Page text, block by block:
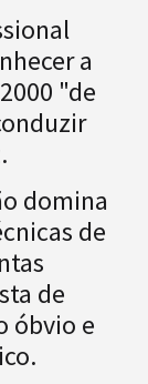
a
"de
domina
de
de
óbvio e